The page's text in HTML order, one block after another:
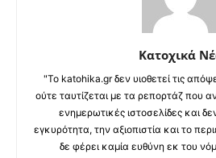
Κατοχικά
"Το katohika.gr δεν υιοθετεί τις
ούτε ταυτίζεται με τα ρεπορτάζ που
ενημερωτικές ιστοσελίδες και
εγκυρότητα, την αξιοπιστία και το
δε φέρει καμία ευθύνη εκ του